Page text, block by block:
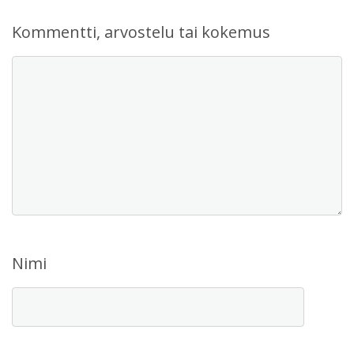
Kommentti, arvostelu tai kokemus
Nimi